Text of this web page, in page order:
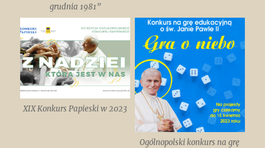
grudnia 1981”
XIX Konkurs Papieski w 2023
Ogólnopolski konkurs na grę